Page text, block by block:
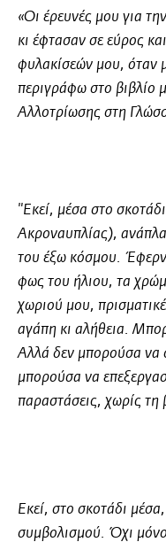
«Οι έρευνές μου για
κι έφτασαν σε εύρος
φυλακίσεών μου, όταν
περιγράφω στο βιβλίο
Αλλοτρίωσης στη
"Εκεί, μέσα στο
Ακροναυπλίας),
του έξω κόσμου.
φως του ήλιου, τα
χωριού μου,
αγάπη κι αλήθεια.
Αλλά δεν μπορούσα να
μπορούσα να
παραστάσεις, χωρίς τη
Εκεί, στο σκοτάδι
συμβολισμού. Όχι μόνο